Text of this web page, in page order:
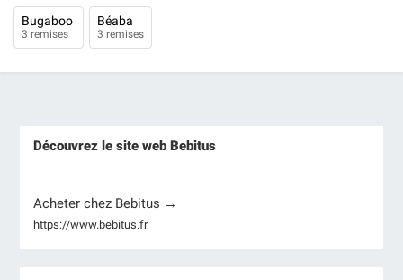
Bugaboo
3 remises
Béaba
3 remises
Découvrez le site web Bebitus
Acheter chez Bebitus →
https://www.bebitus.fr